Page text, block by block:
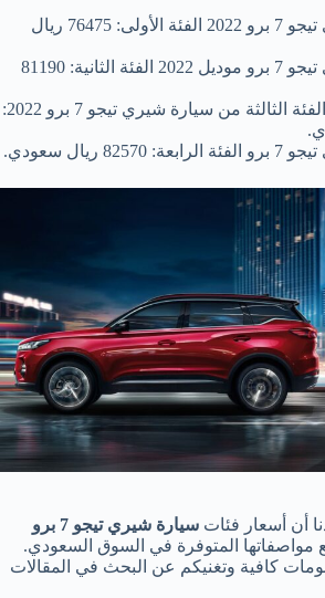
سعر سيارة شيري تيجو 7 برو 2022 الفئة الأولى: 76475 ريال
سعر سيارة شيري تيجو 7 برو موديل 2022 الفئة الثانية: 81190
أما بالنسبة لسعر الفئة الثالثة من سيارة شيري تيجو 7 برو 2022:
ريال سعودي.
أن أسعار فئات سيارة شيري تيجو 7 برو
مواصفاتها المتوفرة في السوق السعودي.
كافية وتغنيكم عن البحث في المقالات